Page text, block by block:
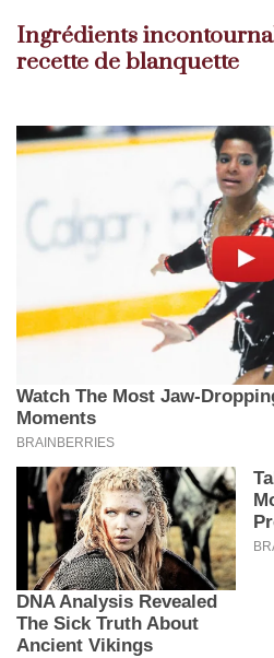
Ingrédients
recette de blanquette